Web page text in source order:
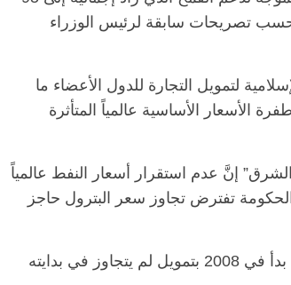
صعوداً من نحو 38 مليار جنيه، بحسب تصريحات سابقة لرئيس الوزراء
لتمويل التجارة للدول الأعضاء ما
الأسعار الأساسية عالمياً المتأثرة
إنَّ عدم استقرار أسعار النفط عالمياً
تفترض تجاوز سعر البترول حاجز
وفقاً لوزير البترول؛ فإنَّ التعاون بين مصر والمؤسسة الإسلامية بدأ في 2008 بتمويل لم يتجاوز في بدايته